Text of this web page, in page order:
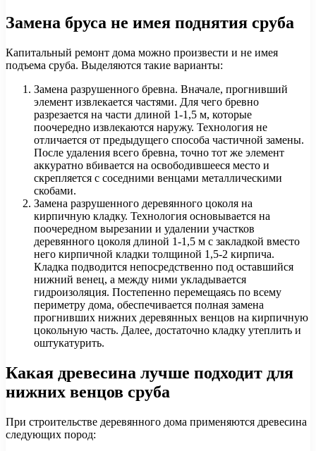
Замена бруса не имея поднятия сруба
Капитальный ремонт дома можно произвести и не имея
подъема сруба. Выделяются такие варианты:
Замена разрушенного бревна. Вначале, прогнивший
элемент извлекается частями. Для чего бревно
разрезается на части длиной 1-1,5 м, которые
поочередно извлекаются наружу. Технология не
отличается от предыдущего способа частичной замены.
После удаления всего бревна, точно тот же элемент
аккуратно вбивается на освободившееся место и
скрепляется с соседними венцами металлическими
скобами.
Замена разрушенного деревянного цоколя на
кирпичную кладку. Технология основывается на
поочередном вырезании и удалении участков
деревянного цоколя длиной 1-1,5 м с закладкой вместо
него кирпичной кладки толщиной 1,5-2 кирпича.
Кладка подводится непосредственно под оставшийся
нижний венец, а между ними укладывается
гидроизоляция. Постепенно перемещаясь по всему
периметру дома, обеспечивается полная замена
прогнивших нижних деревянных венцов на кирпичную
цокольную часть. Далее, достаточно кладку утеплить и
оштукатурить.
Какая древесина лучше подходит для
нижних венцов сруба
При строительстве деревянного дома применяются древесина
следующих пород: